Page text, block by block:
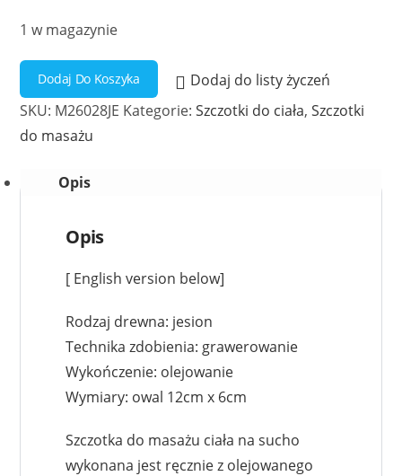
1 w magazynie
ilość
Szczotka
do
masażu
Dodaj Do Koszyka
Dodaj do listy życzeń
SKU: M26028JE Kategorie:Szczotki do ciała,Szczotki
do masażu
Opis
Opis
[ English version below]
Rodzaj drewna: jesion
Technika zdobienia: grawerowanie
Wykończenie: olejowanie
Wymiary: owal 12cm x 6cm
Szczotka do masażu ciała na sucho
wykonana jest ręcznie z olejowanego